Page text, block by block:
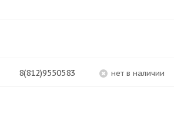
8(812)9550583 Нет в наличии